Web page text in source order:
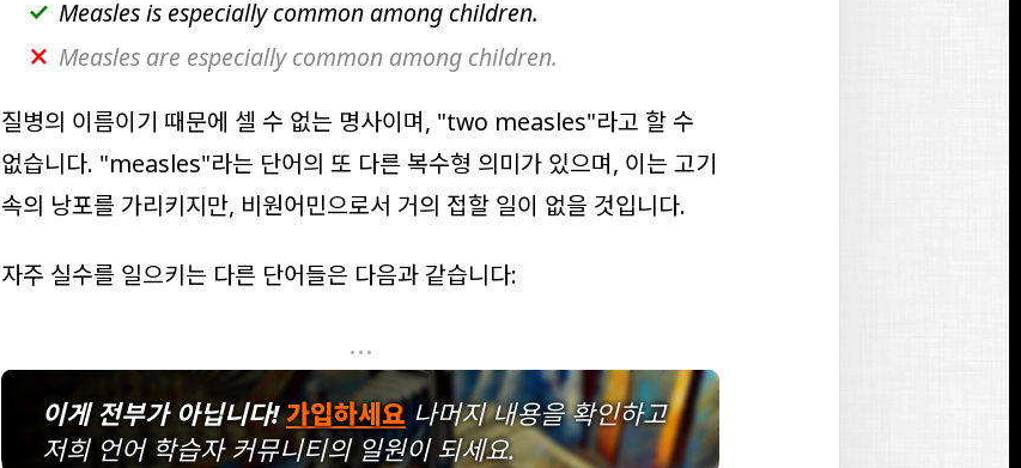
Measlesis especially common among children.
Measles are especially common among children.
질병의 이름이기 때문에 셀 수 없는 명사이며, "two measles"라고 할 수
없습니다. "measles"라는 단어의 또 다른 복수형 의미가 있으며, 이는 고기
속의 낭포를 가리키지만, 비원어민으로서 거의 접할 일이 없을 것입니다.
자주 실수를 일으키는 다른 단어들은 다음과 같습니다:
...
이게 전부가 아닙니다! 가입하세요 나머지 내용을 확인하고
저희 언어 학습자 커뮤니티의 일원이 되세요.